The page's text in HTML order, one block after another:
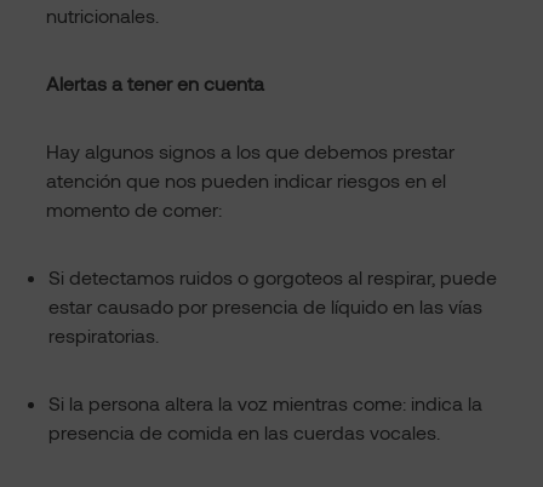
nutricionales.
Alertas a tener en cuenta
Hay algunos signos a los que debemos prestar
atención que nos pueden indicar riesgos en el
momento de comer:
Si detectamos ruidos o gorgoteos al respirar, puede
estar causado por presencia de líquido en las vías
respiratorias.
Si la persona altera la voz mientras come: indica la
presencia de comida en las cuerdas vocales.